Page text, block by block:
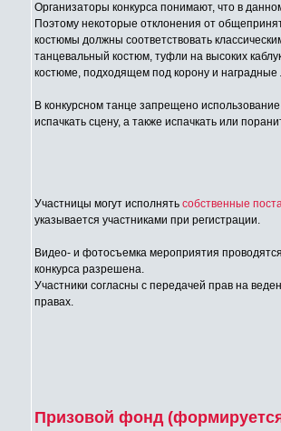
Организаторы конкурса понимают, что в
Поэтому некоторые отклонения от
костюмы должны соответствовать
танцевальный костюм, туфли на высоких
костюме, подходящем под корону и наградные
В конкурсном танце запрещено
испачкать сцену, а также испачкать или
Участницы могут исполнять собственные
указывается участниками при регистрации.
Видео- и фотосъемка мероприятия
конкурса разрешена.
Участники согласны с передачей прав на
правах.
Призовой фонд